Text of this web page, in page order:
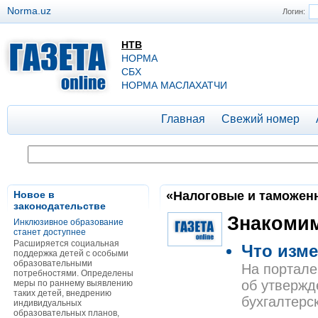
Логин:
Norma.uz
НТВ
НОРМА
СБХ
НОРМА МАСЛАХАТЧИ
Главная Свежий номер
Новое в
законодательстве
Инклюзивное образование
станет доступнее
Расширяется социальная
поддержка детей с особыми
образовательными
потребностями. Определены
меры по раннему выявлению
таких детей, внедрению
индивидуальных
образовательных планов,
«Налоговые и
Что
На
об